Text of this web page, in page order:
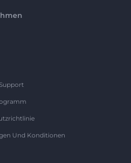
Und Konditionen